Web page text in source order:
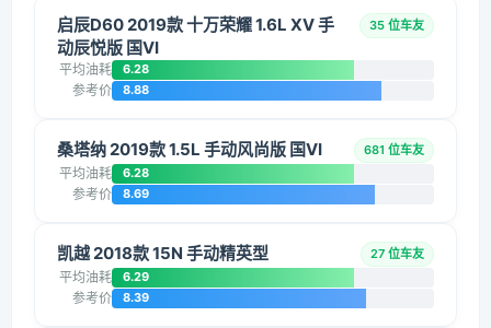
启辰D60 2019款 十万荣耀 1.6L XV 手
动辰悦版 国VI
35 位车友
平均油耗 6.28
参考价 8.88
桑塔纳 2019款 1.5L 手动风尚版 国VI 681 位车友
平均油耗 6.28
参考价 8.69
凯越 2018款 15N 手动精英型 27 位车友
平均油耗 6.29
参考价 8.39